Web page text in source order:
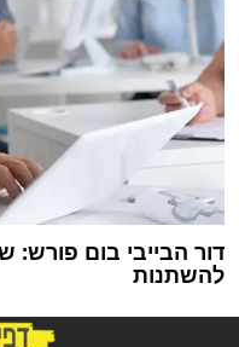
דור הבייבי בום פורש:
להשתנות